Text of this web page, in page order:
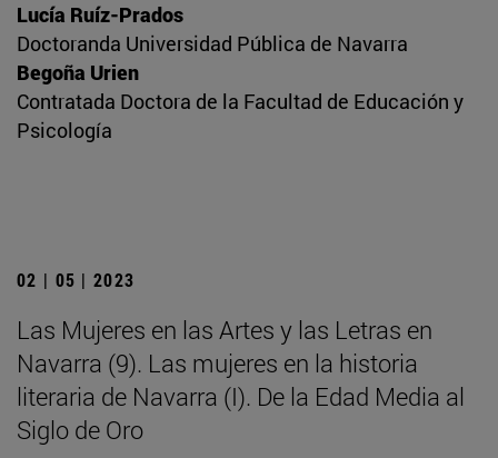
Lucía Ruíz-Prados
Doctoranda Universidad Pública de Navarra
Begoña Urien
Contratada Doctora de la Facultad de Educación y
Psicología
02 | 05 | 2023
Las Mujeres en las Artes y las Letras en
Navarra (9). Las mujeres en la historia
literaria de Navarra (I). De la Edad Media al
Siglo de Oro